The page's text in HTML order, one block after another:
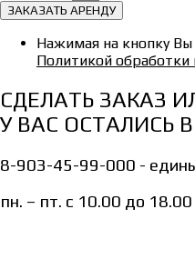
ЗАКАЗАТЬ АРЕНДУ
Нажимая на кнопку Вы
Политикой обработки
СДЕЛАТЬ ЗАКАЗ
У ВАС ОСТАЛИСЬ
8-903-45-99-000 -
пн. – пт. с 10.00 до 18.00